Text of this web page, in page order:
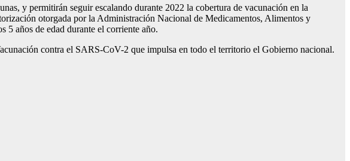
y permitirán seguir escalando durante 2022 la cobertura de vacunación en la
otorgada por la Administración Nacional de Medicamentos, Alimentos y
años de edad durante el corriente año.
contra el SARS-CoV-2 que impulsa en todo el territorio el Gobierno nacional.